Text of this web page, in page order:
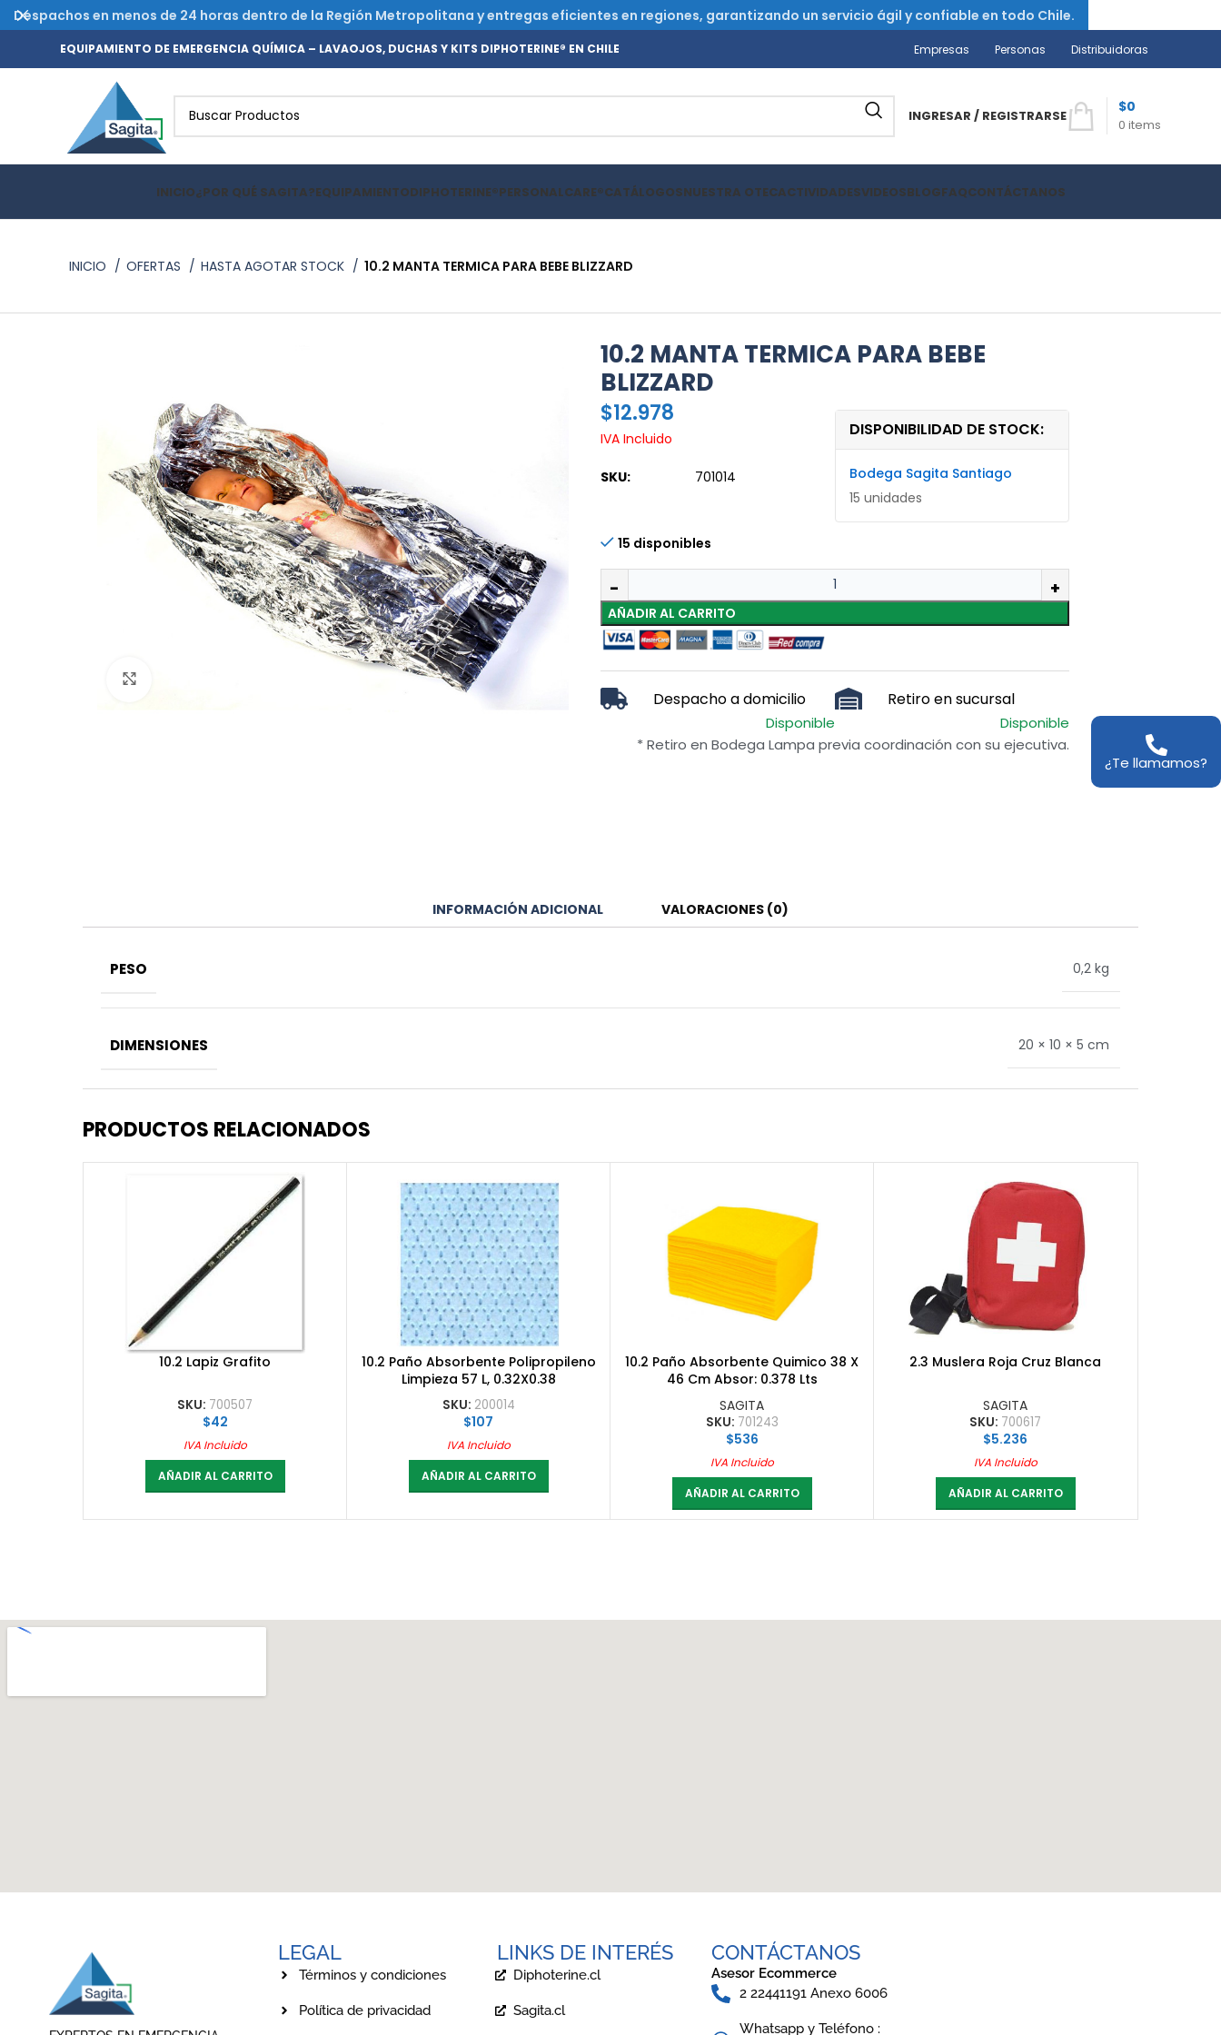
EQUIPAMIENTO DE EMERGENCIA QUÍMICA – LAVAOJOS, DUCHAS Y KITS DIPHOTERINE® EN CHILE Empresas Personas Distribuidoras
INGRESAR / REGISTRARSE
0 items
$0
INICIO¿POR QUÉ SAGITA?EQUIPAMIENTODIPHOTERINE®PERSONALCARE®CATÁLOGOSNUESTRA OTECACTIVIDADESVIDEOSBLOGFAQCONTÁCTANOS
INICIO OFERTAS HASTA AGOTAR STOCK 10.2 MANTA TERMICA PARA BEBE BLIZZARD
10.2 MANTA TERMICA PARA BEBE
BLIZZARD
¿Te llamamos?
$12.978
IVA Incluido
SKU: 701014
DISPONIBILIDAD DE STOCK:
Bodega Sagita Santiago
15 unidades
15 disponibles
AÑADIR AL CARRITO
Despacho a domicilio
Disponible
Retiro en sucursal
Disponible
* Retiro en Bodega Lampa previa coordinación con su ejecutiva.
INFORMACIÓN ADICIONAL VALORACIONES (0)
PESO 0,2 kg
DIMENSIONES 20 × 10 × 5 cm
PRODUCTOS RELACIONADOS
10.2 Lapiz Grafito
SKU: 700507
$42
IVA Incluido
AÑADIR AL CARRITO
10.2 Paño Absorbente Polipropileno
Limpieza 57 L, 0.32X0.38
SKU: 200014
$107
IVA Incluido
AÑADIR AL CARRITO
10.2 Paño Absorbente Quimico 38 X
46 Cm Absor: 0.378 Lts
SAGITA
SKU: 701243
$536
IVA Incluido
AÑADIR AL CARRITO
2.3 Muslera Roja Cruz Blanca
SAGITA
SKU: 700617
$5.236
IVA Incluido
AÑADIR AL CARRITO
LEGAL
Términos y condiciones
Política de privacidad
LINKS DE INTERÉS
Diphoterine.cl
Sagita.cl
CONTÁCTANOS
Asesor Ecommerce
2 22441191 Anexo 6006
Whatsapp y Teléfono :
Despachos en menos de 24 horas dentro de la Región Metropolitana y entregas eficientes en regiones, garantizando un servicio ágil y confiable en todo Chile.